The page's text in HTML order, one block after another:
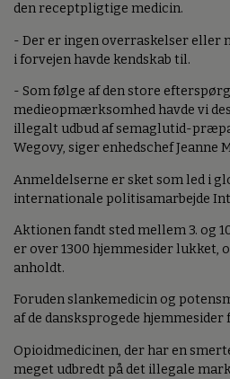
den receptpligtige medicin.
- Der er ingen overraskelser eller
i forvejen havde kendskab til.
- Som følge af den store
medieopmærksomhed havde vi
illegalt udbud af semaglutid-
Wegovy, siger enhedschef Jeanne
Anmeldelserne er sket som led i
internationale politisamarbejde
Aktionen fandt sted mellem 3. og
er over 1300 hjemmesider lukket,
anholdt.
Foruden slankemedicin og
af de dansksprogede hjemmesider
Opioidmedicinen, der har en
meget udbredt på det illegale